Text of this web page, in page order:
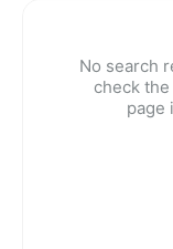
No search
check
page